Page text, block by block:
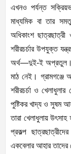
এখনও পর্যন্ত
মাধ্যমিক বা তার
অধিকাংশ
শরীরচর্চার উপযুক্ত
অর্থ—দুই-ই অপ্রতুল। এ
মাঠ নেই। গ্রামগঞ্জে
শরীরচর্চা ও খেলাধুলার
পুষ্টিকর খাদ্য ও সুষম
তারা খেলাধুলায়
প্রকল্প
একবেলার আহার